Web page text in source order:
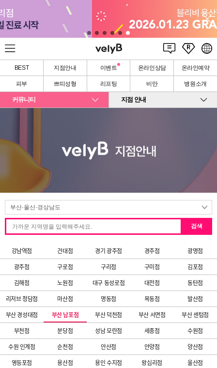
BEST 지점안내 이벤트 온라인상담 온라인예약
피부 쁘띠성형 리프팅 비만 병원소개
커뮤니티 지점 안내
검색
강남역점 건대점 경기 광주점 경주점
광명점
광주점
구로점 구리점 구미점
김포점
김해점
노원점 대구 동성로점 대전점
동탄점
리저브 청담점
마산점 명동점 목동점
발산점
부산 경성대점
부산 남포점 부산 덕천점 부산 서면점
부산 센텀점
부천점
분당점 성남 모란점 세종점
수원점
수원 인계점
순천점 안산점 안양점
양산점
영등포점
용산점 용인 수지점 왕십리점
울산점